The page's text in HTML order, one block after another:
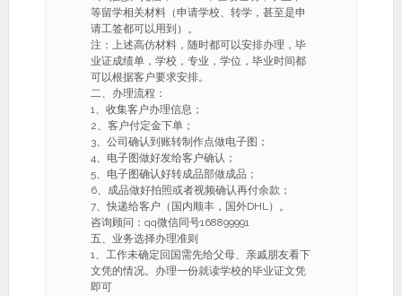
等留学相关材料（申请学校、转学，甚至是申
请工签都可以用到）。
注：上述高仿材料，随时都可以安排办理，毕
业证成绩单，学校，专业，学位，毕业时间都
可以根据客户要求安排。
二、办理流程：
1、收集客户办理信息；
2、客户付定金下单；
3、公司确认到账转制作点做电子图；
4、电子图做好发给客户确认；
5、电子图确认好转成品部做成品；
6、成品做好拍照或者视频确认再付余款；
7、快递给客户（国内顺丰，国外DHL）。
咨询顾问：qq微信同号168899991
五、业务选择办理准则
1、工作未确定回国需先给父母、亲戚朋友看下
文凭的情况。办理一份就读学校的毕业证文凭
即可